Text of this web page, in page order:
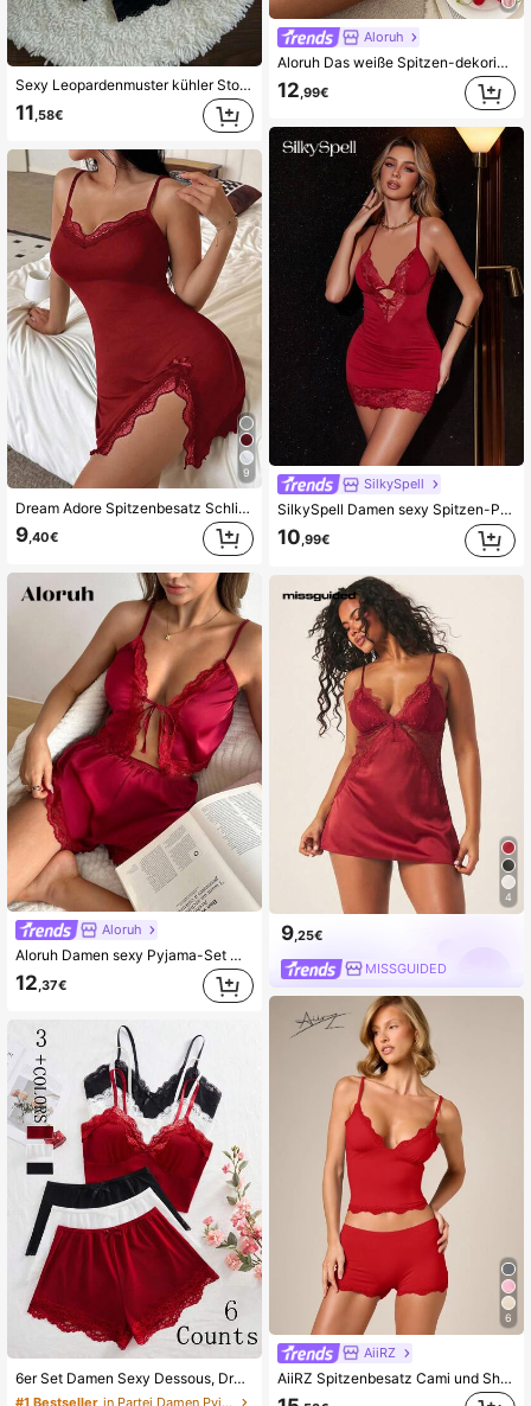
Sexy Leopardenmuster kühler Stoff Patchwork schwarze Spitze tiefer V-Ausschnitt Camisole mit Leopardenmuster Shorts und G-String 3 Stücke Loungewear Schlafanzug Set
11,58€
9
Dream Adore Spitzenbesatz Schlitz Figurbetontes einfarbiges Damen Nachthemd
9,40€
Aloruh
Aloruh Damen sexy Pyjama-Set mit tiefem V-Ausschnitt, Spitzen-Patchwork und Charmeuse-Camisole und Shorts
12,37€
6er Set Damen Sexy Dessous, Dreieckskuppel verstellbare Träger Top & Schleifen Dekor Shorts, bequeme einfarbige lässige Loungewear, Date Night
#1 Bestseller in Partei Damen Pyjama-Sets
Aloruh
Aloruh Das weiße Spitzen-dekorierte Outfit der Dame ist romantisch und sexy, geeignet für Partys und saisonale Bekleidungskombinationen. Es besteht aus einer Kombination von gestrickten und Spitzenmaterialien mit einer Schleife in der Taille. Dies ist ein Damen-Nachtwäsche-Set.
12 ,99€
SilkySpell
SilkySpell Damen sexy Spitzen-Patchwork & ausgehöhltes Nachthemd
10,99€
4
9,25€
MISSGUIDED
6
AiiRZ
AiiRZ Spitzenbesatz Cami und Shorts Pyjama Set - Weiche Nachtwäsche mit verstellbaren Trägern und muschelförmigem Spitzendetail